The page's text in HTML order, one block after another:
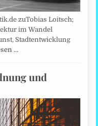
zuTobias Loitsch;
im Wandel
Stadtentwicklung
…
und